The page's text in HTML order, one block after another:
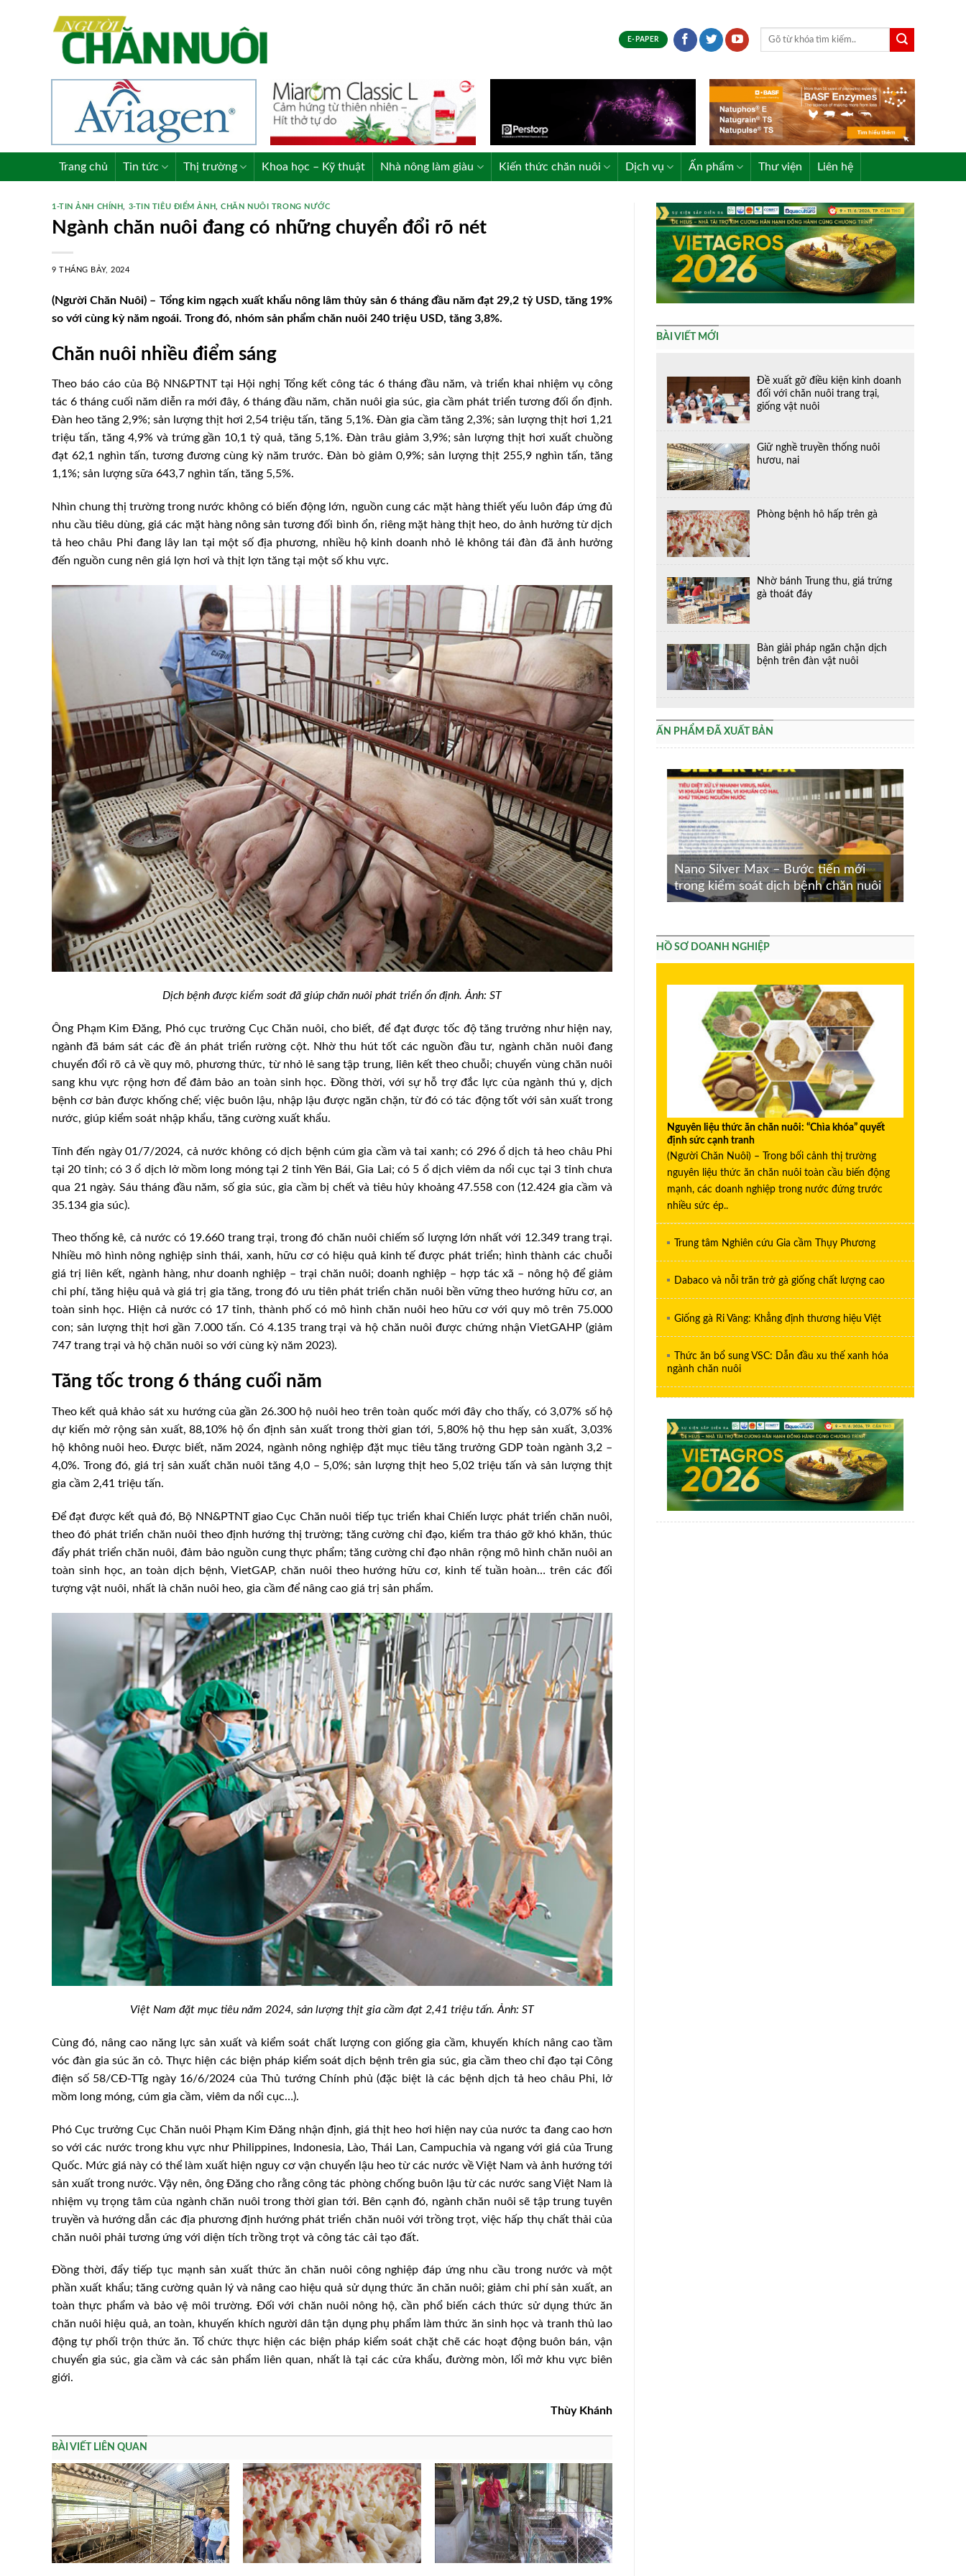
E-PAPER
Trang chủ Tin tức Thị trường Khoa học – Kỹ thuật Nhà nông làm giàu Kiến thức chăn nuôi Dịch vụ Ấn phẩm Thư viện Liên hệ
1-TIN ẢNH CHÍNH, 3-TIN TIÊU ĐIỂM ẢNH,CHĂN NUÔI TRONG NƯỚC
Ngành chăn nuôi đang có những chuyển đổi rõ nét
9 THÁNG BẢY, 2024
(Người Chăn Nuôi) – Tổng kim ngạch xuất khẩu nông lâm thủy sản 6 tháng đầu năm đạt 29,2 tỷ USD, tăng 19%
so với cùng kỳ năm ngoái. Trong đó, nhóm sản phẩm chăn nuôi 240 triệu USD, tăng 3,8%.
Chăn nuôi nhiều điểm sáng
Theo báo cáo của Bộ NN&PTNT tại Hội nghị Tổng kết công tác 6 tháng đầu năm, và triển khai nhiệm vụ công
tác 6 tháng cuối năm diễn ra mới đây, 6 tháng đầu năm, chăn nuôi gia súc, gia cầm phát triển tương đối ổn định.
Đàn heo tăng 2,9%; sản lượng thịt hơi 2,54 triệu tấn, tăng 5,1%. Đàn gia cầm tăng 2,3%; sản lượng thịt hơi 1,21
triệu tấn, tăng 4,9% và trứng gần 10,1 tỷ quả, tăng 5,1%. Đàn trâu giảm 3,9%; sản lượng thịt hơi xuất chuồng
đạt 62,1 nghìn tấn, tương đương cùng kỳ năm trước. Đàn bò giảm 0,9%; sản lượng thịt 255,9 nghìn tấn, tăng
1,1%; sản lượng sữa 643,7 nghìn tấn, tăng 5,5%.
Nhìn chung thị trường trong nước không có biến động lớn, nguồn cung các mặt hàng thiết yếu luôn đáp ứng đủ
nhu cầu tiêu dùng, giá các mặt hàng nông sản tương đối bình ổn, riêng mặt hàng thịt heo, do ảnh hưởng từ dịch
tả heo châu Phi đang lây lan tại một số địa phương, nhiều hộ kinh doanh nhỏ lẻ không tái đàn đã ảnh hưởng
đến nguồn cung nên giá lợn hơi và thịt lợn tăng tại một số khu vực.
Dịch bệnh được kiểm soát đã giúp chăn nuôi phát triển ổn định. Ảnh: ST
Ông Phạm Kim Đăng, Phó cục trưởng Cục Chăn nuôi, cho biết, để đạt được tốc độ tăng trưởng như hiện nay,
ngành đã bám sát các đề án phát triển rường cột. Nhờ thu hút tốt các nguồn đầu tư, ngành chăn nuôi đang
chuyển đổi rõ cả về quy mô, phương thức, từ nhỏ lẻ sang tập trung, liên kết theo chuỗi; chuyển vùng chăn nuôi
sang khu vực rộng hơn để đảm bảo an toàn sinh học. Đồng thời, với sự hỗ trợ đắc lực của ngành thú y, dịch
bệnh cơ bản được khống chế; việc buôn lậu, nhập lậu được ngăn chặn, từ đó có tác động tốt với sản xuất trong
nước, giúp kiểm soát nhập khẩu, tăng cường xuất khẩu.
Tính đến ngày 01/7/2024, cả nước không có dịch bệnh cúm gia cầm và tai xanh; có 296 ổ dịch tả heo châu Phi
tại 20 tỉnh; có 3 ổ dịch lở mồm long móng tại 2 tỉnh Yên Bái, Gia Lai; có 5 ổ dịch viêm da nổi cục tại 3 tỉnh chưa
qua 21 ngày. Sáu tháng đầu năm, số gia súc, gia cầm bị chết và tiêu hủy khoảng 47.558 con (12.424 gia cầm và
35.134 gia súc).
Theo thống kê, cả nước có 19.660 trang trại, trong đó chăn nuôi chiếm số lượng lớn nhất với 12.349 trang trại.
Nhiều mô hình nông nghiệp sinh thái, xanh, hữu cơ có hiệu quả kinh tế được phát triển; hình thành các chuỗi
giá trị liên kết, ngành hàng, như doanh nghiệp – trại chăn nuôi; doanh nghiệp – hợp tác xã – nông hộ để giảm
chi phí, tăng hiệu quả và giá trị gia tăng, trong đó ưu tiên phát triển chăn nuôi bền vững theo hướng hữu cơ, an
toàn sinh học. Hiện cả nước có 17 tỉnh, thành phố có mô hình chăn nuôi heo hữu cơ với quy mô trên 75.000
con; sản lượng thịt hơi gần 7.000 tấn. Có 4.135 trang trại và hộ chăn nuôi được chứng nhận VietGAHP (giảm
747 trang trại và hộ chăn nuôi so với cùng kỳ năm 2023).
Tăng tốc trong 6 tháng cuối năm
Theo kết quả khảo sát xu hướng của gần 26.300 hộ nuôi heo trên toàn quốc mới đây cho thấy, có 3,07% số hộ
dự kiến mở rộng sản xuất, 88,10% hộ ổn định sản xuất trong thời gian tới, 5,80% hộ thu hẹp sản xuất, 3,03%
hộ không nuôi heo. Được biết, năm 2024, ngành nông nghiệp đặt mục tiêu tăng trưởng GDP toàn ngành 3,2 –
4,0%. Trong đó, giá trị sản xuất chăn nuôi tăng 4,0 – 5,0%; sản lượng thịt heo 5,02 triệu tấn và sản lượng thịt
gia cầm 2,41 triệu tấn.
Để đạt được kết quả đó, Bộ NN&PTNT giao Cục Chăn nuôi tiếp tục triển khai Chiến lược phát triển chăn nuôi,
theo đó phát triển chăn nuôi theo định hướng thị trường; tăng cường chỉ đạo, kiểm tra tháo gỡ khó khăn, thúc
đẩy phát triển chăn nuôi, đảm bảo nguồn cung thực phẩm; tăng cường chỉ đạo nhân rộng mô hình chăn nuôi an
toàn sinh học, an toàn dịch bệnh, VietGAP, chăn nuôi theo hướng hữu cơ, kinh tế tuần hoàn… trên các đối
tượng vật nuôi, nhất là chăn nuôi heo, gia cầm để nâng cao giá trị sản phẩm.
Việt Nam đặt mục tiêu năm 2024, sản lượng thịt gia cầm đạt 2,41 triệu tấn. Ảnh: ST
Cùng đó, nâng cao năng lực sản xuất và kiểm soát chất lượng con giống gia cầm, khuyến khích nâng cao tầm
vóc đàn gia súc ăn cỏ. Thực hiện các biện pháp kiểm soát dịch bệnh trên gia súc, gia cầm theo chỉ đạo tại Công
điện số 58/CĐ-TTg ngày 16/6/2024 của Thủ tướng Chính phủ (đặc biệt là các bệnh dịch tả heo châu Phi, lở
mồm long móng, cúm gia cầm, viêm da nổi cục…).
Phó Cục trưởng Cục Chăn nuôi Phạm Kim Đăng nhận định, giá thịt heo hơi hiện nay của nước ta đang cao hơn
so với các nước trong khu vực như Philippines, Indonesia, Lào, Thái Lan, Campuchia và ngang với giá của Trung
Quốc. Mức giá này có thể làm xuất hiện nguy cơ vận chuyển lậu heo từ các nước về Việt Nam và ảnh hướng tới
sản xuất trong nước. Vậy nên, ông Đăng cho rằng công tác phòng chống buôn lậu từ các nước sang Việt Nam là
nhiệm vụ trọng tâm của ngành chăn nuôi trong thời gian tới. Bên cạnh đó, ngành chăn nuôi sẽ tập trung tuyên
truyền và hướng dẫn các địa phương định hướng phát triển chăn nuôi với trồng trọt, việc hấp thụ chất thải của
chăn nuôi phải tương ứng với diện tích trồng trọt và công tác cải tạo đất.
Đồng thời, đẩy tiếp tục mạnh sản xuất thức ăn chăn nuôi công nghiệp đáp ứng nhu cầu trong nước và một
phần xuất khẩu; tăng cường quản lý và nâng cao hiệu quả sử dụng thức ăn chăn nuôi; giảm chi phí sản xuất, an
toàn thực phẩm và bảo vệ môi trường. Đối với chăn nuôi nông hộ, cần phổ biến cách thức sử dụng thức ăn
chăn nuôi hiệu quả, an toàn, khuyến khích người dân tận dụng phụ phẩm làm thức ăn sinh học và tranh thủ lao
động tự phối trộn thức ăn. Tổ chức thực hiện các biện pháp kiểm soát chặt chẽ các hoạt động buôn bán, vận
chuyển gia súc, gia cầm và các sản phẩm liên quan, nhất là tại các cửa khẩu, đường mòn, lối mở khu vực biên
giới.
Thùy Khánh
BÀI VIẾT LIÊN QUAN
BÀI VIẾT MỚI
Đề xuất gỡ điều kiện kinh doanh
đối với chăn nuôi trang trại,
giống vật nuôi
Giữ nghề truyền thống nuôi
hươu, nai
Phòng bệnh hô hấp trên gà
Nhờ bánh Trung thu, giá trứng
gà thoát đáy
Bàn giải pháp ngăn chặn dịch
bệnh trên đàn vật nuôi
ẤN PHẨM ĐÃ XUẤT BẢN
Nano Silver Max – Bước tiến mới
trong kiểm soát dịch bệnh chăn nuôi
lo từ chăn nuôi
Giá heo hơi hôm nay 25/9/2023: Cao
nhất ở mức 58.000 đ/kg
Đồng Nai: Không để dịch tả heo châu
Phi lây lan
HỒ SƠ DOANH NGHIỆP
Nguyên liệu thức ăn chăn nuôi: “Chìa khóa” quyết
định sức cạnh tranh
(Người Chăn Nuôi) – Trong bối cảnh thị trường
nguyên liệu thức ăn chăn nuôi toàn cầu biến động
mạnh, các doanh nghiệp trong nước đứng trước
nhiều sức ép..
Trung tâm Nghiên cứu Gia cầm Thụy Phương
Dabaco và nỗi trăn trở gà giống chất lượng cao
Giống gà Ri Vàng: Khẳng định thương hiệu Việt
Thức ăn bổ sung VSC: Dẫn đầu xu thế xanh hóa
ngành chăn nuôi